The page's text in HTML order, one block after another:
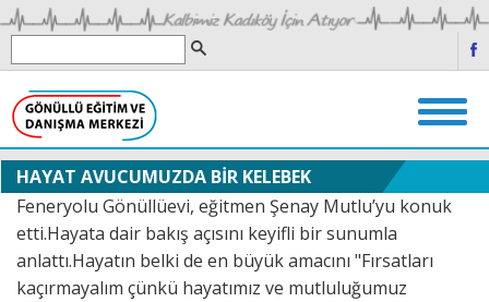
HAYAT AVUCUMUZDA BİR KELEBEK
Feneryolu Gönüllüevi, eğitmen Şenay Mutlu’yu konuk
etti.Hayata dair bakış açısını keyifli bir sunumla
anlattı.Hayatın belki de en büyük amacını "Fırsatları
kaçırmayalım çünkü hayatımız ve mutluluğumuz